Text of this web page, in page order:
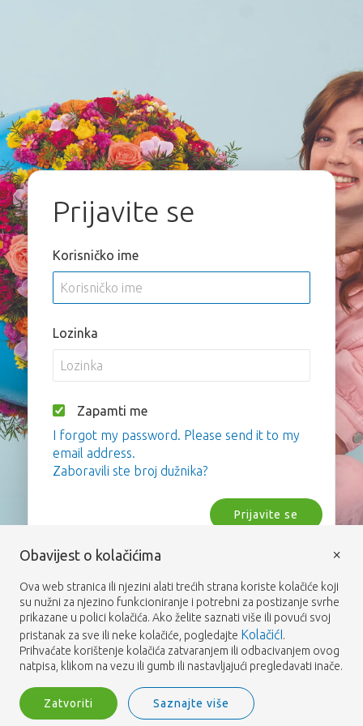
Prijavite se
Korisničko ime
Lozinka
Zapamti me
I forgot my password. Please send it to my
email address.
Zaboravili ste broj dužnika?
Prijavite se
Obavijest o kolačićima
Ova web stranica ili njezini alati trećih strana koriste kolačiće koji
su nužni za njezino funkcioniranje i potrebni za postizanje svrhe
prikazane u polici kolačića. Ako želite saznati više ili povući svoj
pristanak za sve ili neke kolačiće, pogledajte KolačićI.
Prihvaćate korištenje kolačića zatvaranjem ili odbacivanjem ovog
natpisa, klikom na vezu ili gumb ili nastavljajući pregledavati inače.
Zatvoriti Saznajte više
×